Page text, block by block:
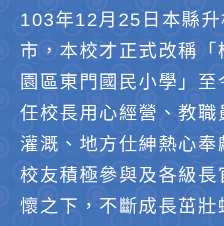
103年12月25日本縣
市，本校才正式改稱「
園區東門國民小學」
任校長用心經營、教職
灌溉、地方仕紳熱心奉
校友積極參與及各級長
懷之下，不斷成長茁壯